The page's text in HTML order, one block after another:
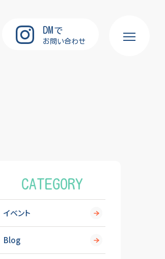
DMで
お問い合わせ
CATEGORY
イベント
Blog